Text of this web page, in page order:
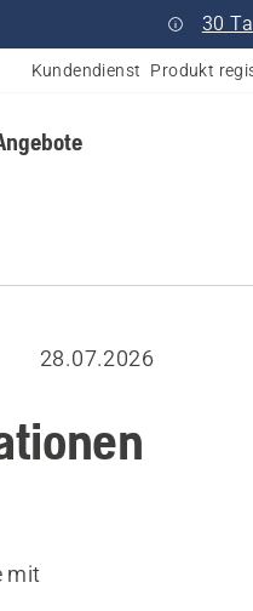
30
Kundendienst Produkt
28.07.2026
mit